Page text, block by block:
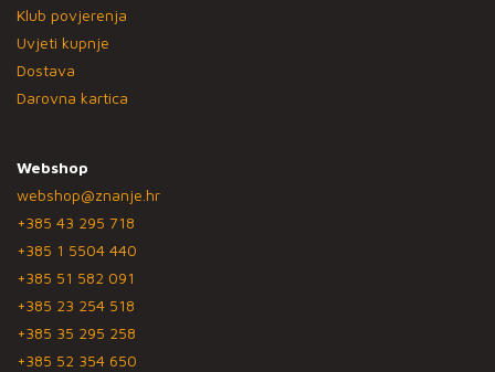
Klub povjerenja
Uvjeti kupnje
Dostava
Darovna kartica
Webshop
webshop@znanje.hr
+385 43 295 718
+385 1 5504 440
+385 51 582 091
+385 23 254 518
+385 35 295 258
+385 52 354 650